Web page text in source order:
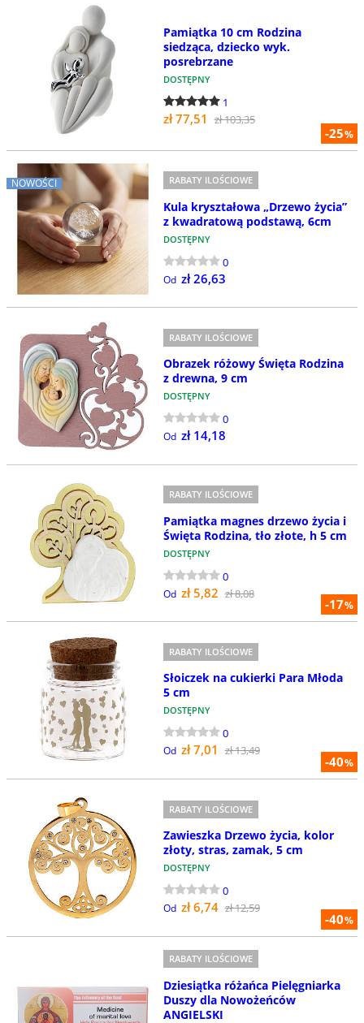
-25%
Pamiątka 10 cm Rodzina
siedząca, dziecko wyk.
posrebrzane
DOSTĘPNY
1
zł 77,51 zł 103,35
NOWOŚCI RABATY ILOŚCIOWE
Kula kryształowa „Drzewo życia”
z kwadratową podstawą, 6cm
DOSTĘPNY
0
Od zł 26,63
RABATY ILOŚCIOWE
Obrazek różowy Święta Rodzina
z drewna, 9 cm
DOSTĘPNY
0
Od zł 14,18
-17%
RABATY ILOŚCIOWE
Pamiątka magnes drzewo życia i
Święta Rodzina, tło złote, h 5 cm
DOSTĘPNY
0
Od zł 5,82 zł 8,08
-40%
RABATY ILOŚCIOWE
Słoiczek na cukierki Para Młoda
5 cm
DOSTĘPNY
0
Od zł 7,01 zł 13,49
-40%
RABATY ILOŚCIOWE
Zawieszka Drzewo życia, kolor
złoty, stras, zamak, 5 cm
DOSTĘPNY
0
Od zł 6,74 zł 12,59
RABATY ILOŚCIOWE
Dziesiątka różańca Pielęgniarka
Duszy dla Nowożeńców
ANGIELSKI